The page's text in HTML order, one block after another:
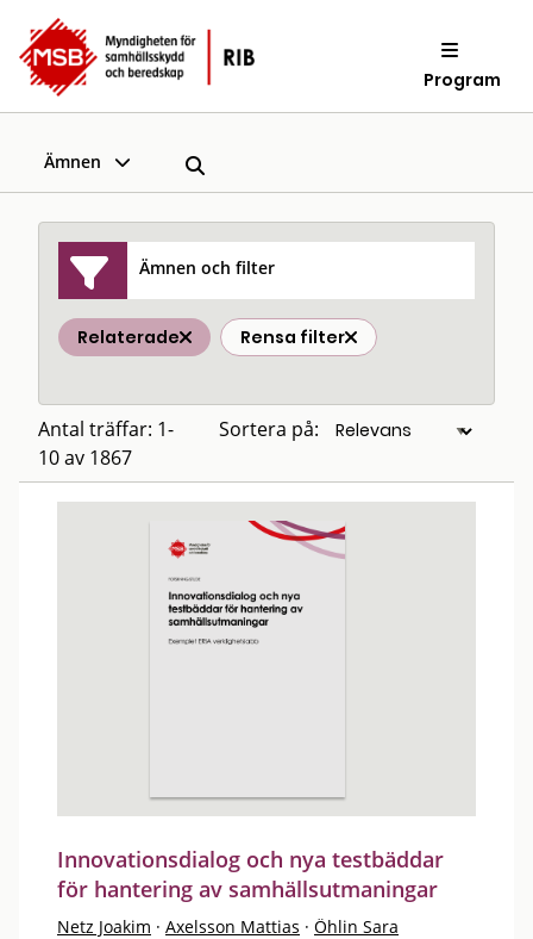
Program
Ämnen
Ämnen och filter
Relaterade Rensa filter
Antal träffar: 1-
10 av 1867
Sortera på:
Innovationsdialog och nya testbäddar
för hantering av samhällsutmaningar
Netz Joakim · Axelsson Mattias · Öhlin Sara